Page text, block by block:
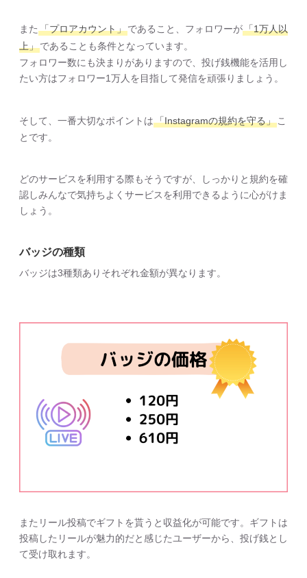
また 「プロアカウント」であること、フォロワーが「1万人以
上」であることも条件となっています。
フォロワー数にも決まりがありますので、投げ銭機能を活用し
たい方はフォロワー1万人を目指して発信を頑張りましょう。
そして、一番大切なポイントは「Instagramの規約を守る」 こ
とです。
どのサービスを利用する際もそうですが、しっかりと規約を確
認しみんなで気持ちよくサービスを利用できるように心がけま
しょう。
バッジの種類
バッジは3種類ありそれぞれ金額が異なります。
またリール投稿でギフトを貰うと収益化が可能です。ギフトは
投稿したリールが魅力的だと感じたユーザーから、投げ銭とし
て受け取れます。